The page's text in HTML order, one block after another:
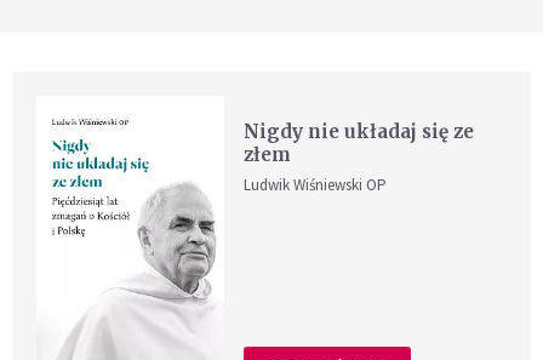
Nigdy nie układaj się ze
złem
Ludwik Wiśniewski OP